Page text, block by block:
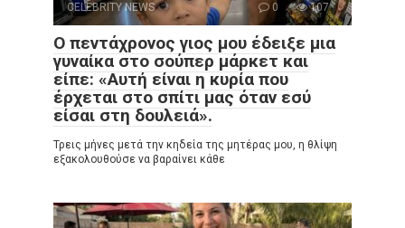
CELEBRITY NEWS 0 107
Ο πεντάχρονος γιος μου έδειξε μια
γυναίκα στο σούπερ μάρκετ και
είπε: «Αυτή είναι η κυρία που
έρχεται στο σπίτι μας όταν εσύ
είσαι στη δουλειά».
Τρεις μήνες μετά την κηδεία της μητέρας μου, η θλίψη
εξακολουθούσε να βαραίνει κάθε